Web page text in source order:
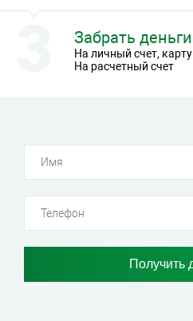
На личный счет, карту
На расчетный счет
Забрать деньги